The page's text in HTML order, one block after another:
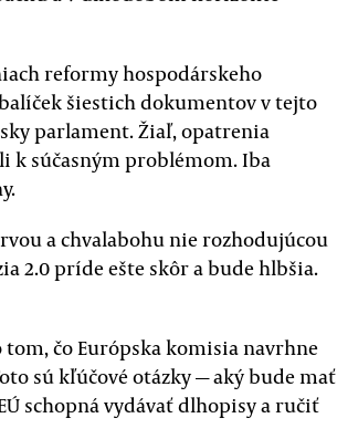
reformy hospodárskeho
šiestich dokumentov v tejto
parlament. Žiaľ, opatrenia
k súčasným problémom. Iba
a chvalabohu nie rozhodujúcou
2.0 príde ešte skôr a bude hlbšia.
čo Európska komisia navrhne
sú kľúčové otázky — aký bude mať
schopná vydávať dlhopisy a ručiť